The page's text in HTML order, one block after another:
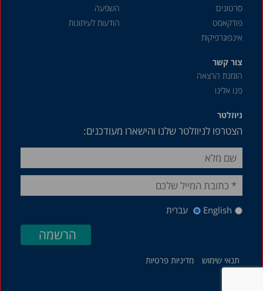
סרטונים
פודקאסט
אינפוגרפיקות
השפעה
הודעות לעיתונות
צור קשר
הזמנת הרצאה
פנו אלינו
ניוזלטר
הצטרפו לניוזלטר שלנו והישארו מעודכנים:
English עברית
תנאי שימוש מדיניות פרטיות